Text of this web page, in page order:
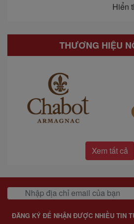
Hiển
THƯƠNG HIỆU
Xem tất cả
ĐĂNG KÝ ĐỂ NHẬN ĐƯỢC NHIỀU TIN